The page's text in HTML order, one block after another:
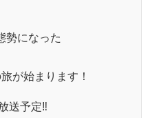
勢になった
が始まります！
送予定‼